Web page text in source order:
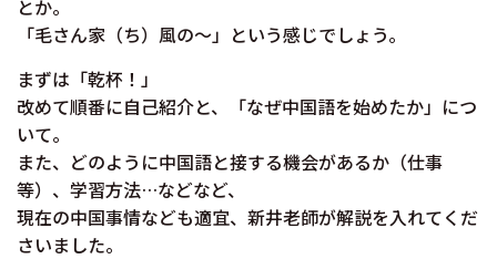
とか。
「毛さん家（ち）風の～」という感じでしょう。
まずは「乾杯！」
改めて順番に自己紹介と、「なぜ中国語を始めたか」につ
いて。
また、どのように中国語と接する機会があるか（仕事
等）、学習方法…などなど、
現在の中国事情なども適宜、新井老師が解説を入れてくだ
さいました。